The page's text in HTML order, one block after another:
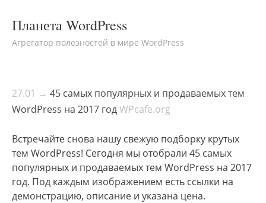
Планета WordPress
Агрегатор полезностей в мире WordPress
27.01 → 45 самых популярных и продаваемых тем
WordPress на 2017 годWPcafe.org
Встречайте снова нашу свежую подборку крутых
тем WordPress! Сегодня мы отобрали 45 самых
популярных и продаваемых тем WordPress на 2017
год. Под каждым изображением есть ссылки на
демонстрацию, описание и указана цена.